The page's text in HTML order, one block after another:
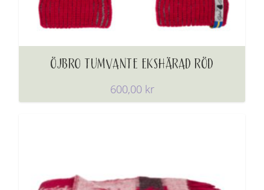
ÖJBRO TUMVANTE EKSHÄRAD RÖD
600,00 kr